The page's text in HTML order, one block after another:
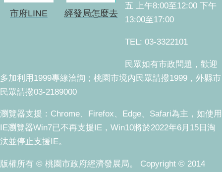
市府LINE 經發局怎麼去
五 上午8:00至12:00 下午
13:00至17:00
TEL: 03-3322101
民眾如有市政問題，歡迎
多加利用1999專線洽詢；桃園市境內民眾請撥1999，外縣市
民眾請撥03-2189000
瀏覽器支援：Chrome、Firefox、Edge、Safari為主，如使用
IE瀏覽器Win7已不再支援IE，Win10將於2022年6月15日淘
汰並停止支援IE。
版權所有 © 桃園市政府經濟發展局。 Copyright © 2014